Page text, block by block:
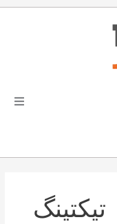
تیکتینگ